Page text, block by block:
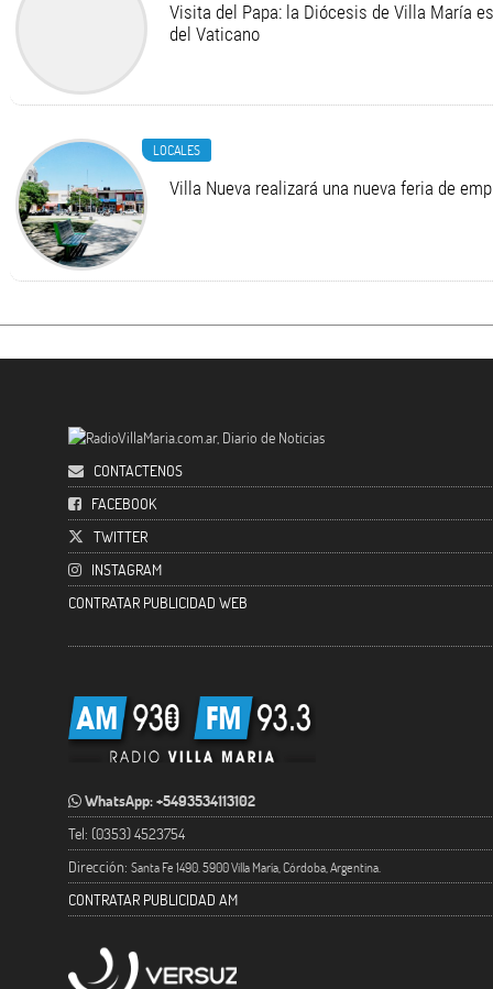
Visita del Papa: la Diócesis de Villa María
del Vaticano
LOCALES
Villa Nueva realizará una nueva feria de
CONTACTENOS
FACEBOOK
TWITTER
INSTAGRAM
CONTRATAR PUBLICIDAD WEB
WhatsApp: +5493534113102
Tel: (0353) 4523754
Dirección: Santa Fe 1490. 5900 Villa María, Córdoba, Argentina.
CONTRATAR PUBLICIDAD AM